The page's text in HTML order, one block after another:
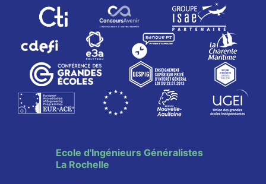
Ecole d'Ingénieurs Généralistes
La Rochelle